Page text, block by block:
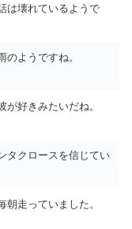
は壊れているようで
のようですね。
が好きみたいだね。
タクロースを信じてい
朝走っていました。